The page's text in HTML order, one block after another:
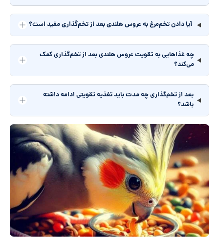
آیا دادن تخم‌مرغ به عروس هلندی بعد از تخم‌گذاری مفید است؟
چه غذاهایی به تقویت عروس هلندی بعد از تخم‌گذاری کمک
می‌کند؟
بعد از تخم‌گذاری چه مدت باید تغذیه تقویتی ادامه داشته
باشد؟